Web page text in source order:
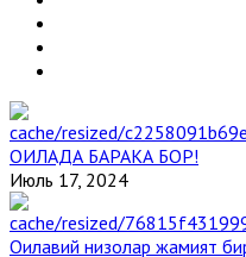
ОИЛАДА БАРАКА БОР!
Июль 17, 2024
Оилавий низолар жамият